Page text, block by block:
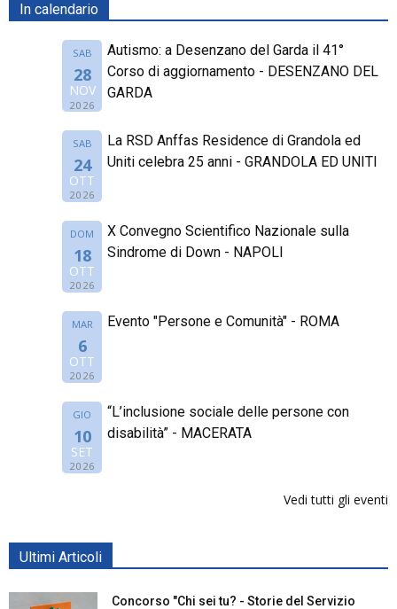
In calendario
SAB
28
NOV
2026
Autismo: a Desenzano del Garda il 41°
Corso di aggiornamento - DESENZANO DEL
GARDA
SAB
24
OTT
2026
La RSD Anffas Residence di Grandola ed
Uniti celebra 25 anni - GRANDOLA ED UNITI
DOM
18
OTT
2026
X Convegno Scientifico Nazionale sulla
Sindrome di Down - NAPOLI
MAR
6
OTT
2026
Evento "Persone e Comunità" - ROMA
GIO
10
SET
2026
“L’inclusione sociale delle persone con
disabilità” - MACERATA
Vedi tutti gli eventi
Ultimi Articoli
Concorso "Chi sei tu? - Storie del Servizio